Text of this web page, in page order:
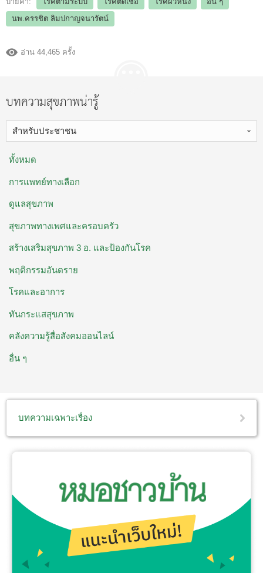
นพ.ครรชิต ลิมปกาญจนารัตน์
อ่าน 44,465 ครั้ง
บทความสุขภาพน่ารู้
สำหรับประชาชน
ทั้งหมด
การแพทย์ทางเลือก
ดูแลสุขภาพ
สุขภาพทางเพศและครอบครัว
สร้างเสริมสุขภาพ 3 อ. ​และป้องกันโรค
พฤติกรรมอันตราย
โรคและอาการ
ทันกระแสสุขภาพ
คลังความรู้สื่อสังคมออนไลน์
อื่น ๆ
บทความเฉพาะเรื่อง